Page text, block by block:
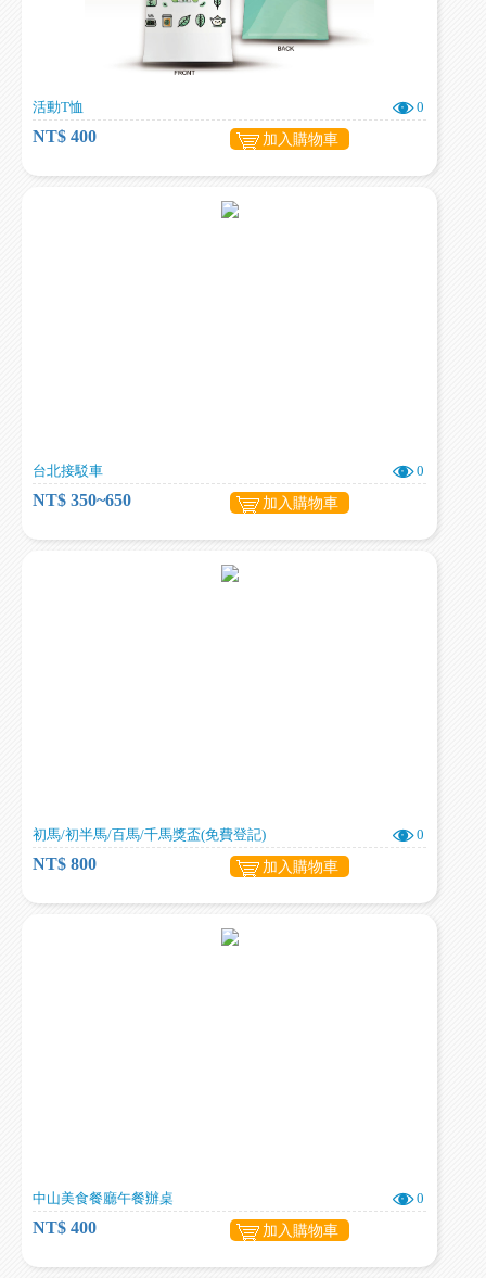
活動T恤 0
NT$ 400 加入購物車
台北接駁車 0
NT$ 350~650 加入購物車
初馬/初半馬/百馬/千馬獎盃(免費登記) 0
NT$ 800 加入購物車
中山美食餐廳午餐辦桌 0
NT$ 400 加入購物車